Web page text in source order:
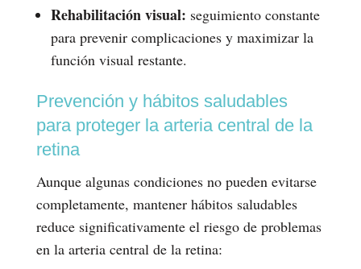
Rehabilitación visual: seguimiento constante
para prevenir complicaciones y maximizar la
función visual restante.
Prevención y hábitos saludables
para proteger la arteria central de la
retina
Aunque algunas condiciones no pueden evitarse
completamente, mantener hábitos saludables
reduce significativamente el riesgo de problemas
en la arteria central de la retina: